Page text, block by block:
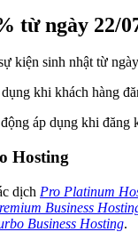
từ ngày 22/
kiện sinh nhật từ
khi khách hàng
áp dụng khi đăng
Hosting
dịch Pro Platinum
Business
Business Hosting.